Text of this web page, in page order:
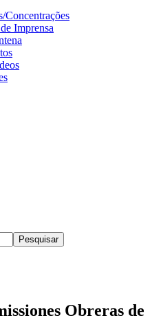
Concentrações
Imprensa
Pesquisar
Obreras de